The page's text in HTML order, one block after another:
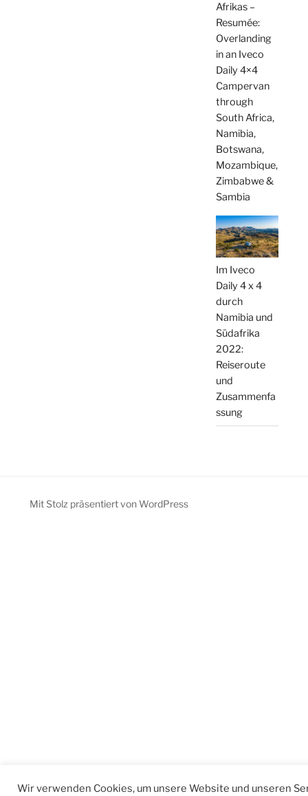
Afrikas –
Resumée:
Overlanding
in an Iveco
Daily 4×4
Campervan
through
South Africa,
Namibia,
Botswana,
Mozambique,
Zimbabwe &
Sambia
Im Iveco
Daily 4 x 4
durch
Namibia und
Südafrika
2022:
Reiseroute
und
Zusammenfa
ssung
Mit Stolz präsentiert von WordPress
Wir verwenden Cookies, um unsere Website und unseren